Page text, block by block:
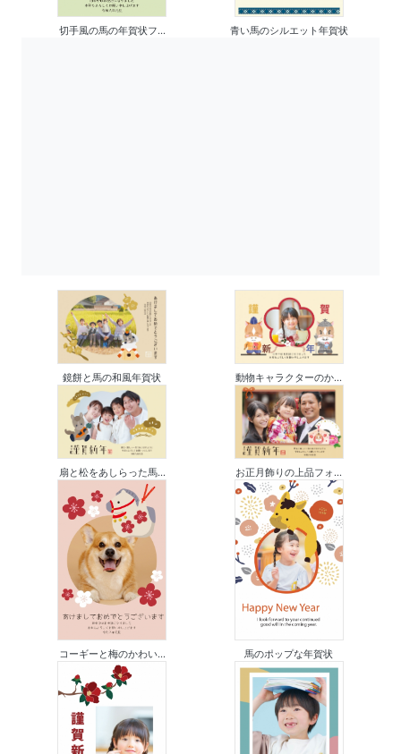
切手風の馬の年賀状フ... 青い馬のシルエット年賀状
鏡餅と馬の和風年賀状 動物キャラクターのか...
扇と松をあしらった馬... お正月飾りの上品フォ...
コーギーと梅のかわい... 馬のポップな年賀状